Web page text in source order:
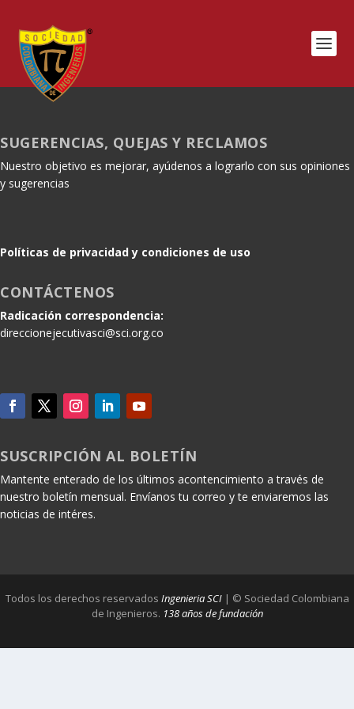
SUGERENCIAS, QUEJAS Y RECLAMOS
Nuestro objetivo es mejorar, ayúdenos a lograrlo con sus opiniones
y sugerencias
Políticas de privacidad y condiciones de uso
CONTÁCTENOS
Radicación correspondencia:
direccionejecutivasci@sci.org.co
SUSCRIPCIÓN AL BOLETÍN
Mantente enterado de los últimos acontencimiento a través de
nuestro boletín mensual. Envíanos tu correo y te enviaremos las
noticias de intéres.
Todos los derechos reservados Ingenieria SCI | © Sociedad Colombiana
de Ingenieros. 138 años de fundación